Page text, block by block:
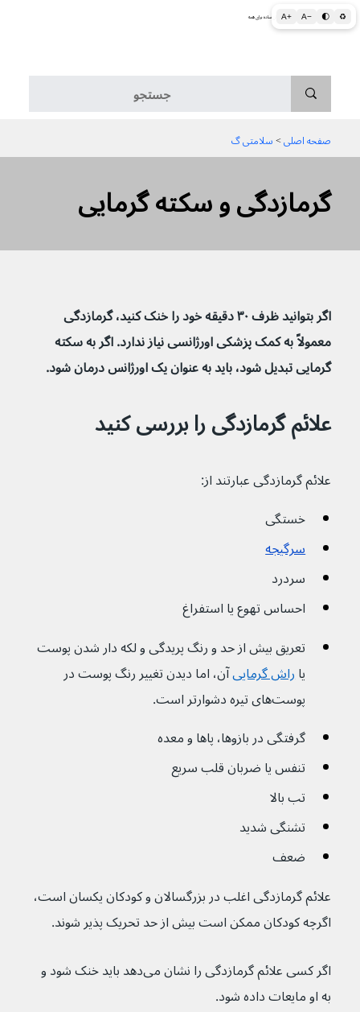
A+ A− 🌓 ♻ اطلاعات پزشکی و بهداشتی به زبان ساده برای همه
گرمازدگی و سکته گرمایی
صفحه اصلی > سلامتی گ
اگر بتوانید ظرف ۳۰ دقیقه خود را خنک کنید، گرمازدگی
معمولاً به کمک پزشکی اورژانسی نیاز ندارد. اگر به سکته
گرمایی تبدیل شود، باید به عنوان یک اورژانس درمان شود.
علائم گرمازدگی را بررسی کنید
علائم گرمازدگی عبارتند از:
خستگی
سرگیجه
سردرد
احساس تهوع یا استفراغ
تعریق بیش از حد و رنگ پریدگی و لکه دار شدن پوست
یا راش گرمایی آن، اما دیدن تغییر رنگ پوست در
پوست‌های تیره دشوارتر است.
گرفتگی در بازوها، پاها و معده
تنفس یا ضربان قلب سریع
تب بالا
تشنگی شدید
ضعف
علائم گرمازدگی اغلب در بزرگسالان و کودکان یکسان است،
اگرچه کودکان ممکن است بیش از حد تحریک پذیر شوند.
اگر کسی علائم گرمازدگی را نشان می‌دهد باید خنک شود و
به او مایعات داده شود.